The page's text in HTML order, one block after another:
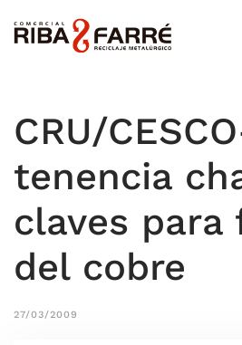
CRU/
tenencia
claves para
del cobre
27/03/2009